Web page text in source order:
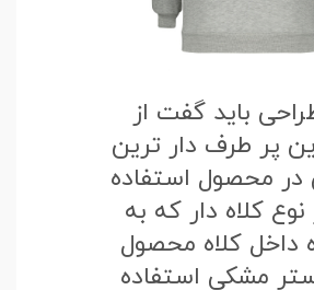
باید گفت از
پر طرف دار ترین
در محصول استفاده
کلاه دار که به
داخل کلاه محصول
مشکی استفاده